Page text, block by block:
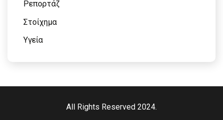
Ρεπορτάζ
Στοίχημα
Υγεία
All Rights Reserved 2024.